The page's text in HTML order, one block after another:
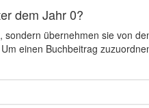
dem Jahr 0?
übernehmen sie von
einen Buchbeitrag